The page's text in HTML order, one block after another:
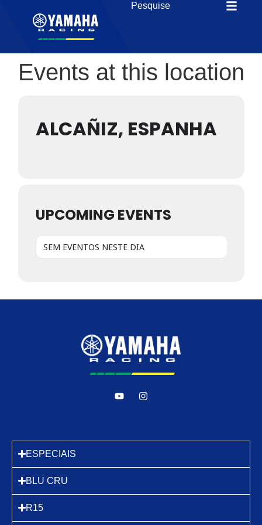
Events at this location
ALCAÑIZ, ESPANHA
UPCOMING EVENTS
SEM EVENTOS NESTE DIA
ESPECIAIS
BLU CRU
R15